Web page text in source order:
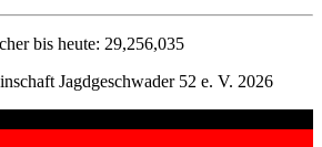
bis heute: 29,256,035
Jagdgeschwader 52 e. V. 2026